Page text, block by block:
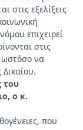
στις εξελίξεις
επιχειρεί
στις
ωστόσο να
του
ο κ.
που